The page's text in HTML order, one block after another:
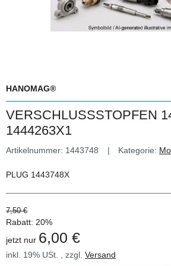
HANOMAG®
VERSCHLUSSSTOPFEN
1444263X1
Artikelnummer: 1443748 Kategorie:
PLUG 1443748X
7,50 €
Rabatt: 20%
jetzt nur 6,00 €
inkl. 19% USt. , zzgl. Versand